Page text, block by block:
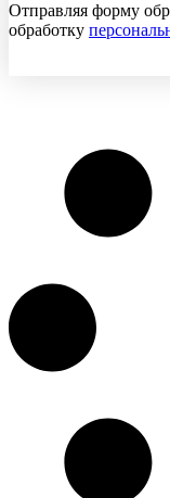
Отправляя форму
обработку